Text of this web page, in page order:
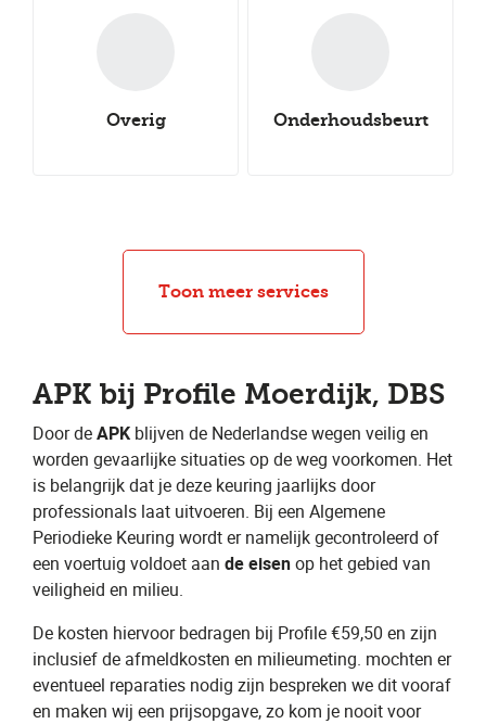
Overig Onderhoudsbeurt
seasonbanden
Autocheck Caravancheck
Uitlijnen Groot onderhoud
Toon meer services
APK bij Profile Moerdijk, DBS
Door de ​APK ​ blijven de Nederlandse wegen veilig en
worden gevaarlijke situaties op de weg voorkomen. Het
is belangrijk dat je deze keuring jaarlijks door
professionals laat uitvoeren. Bij een Algemene
Periodieke Keuring wordt er namelijk gecontroleerd of
een voertuig voldoet aan ​ de eisen​ op het gebied van
veiligheid en milieu.
De kosten hiervoor bedragen bij Profile €59,50 en zijn
inclusief de afmeldkosten en milieumeting. mochten er
eventueel reparaties nodig zijn bespreken we dit vooraf
en maken wij een prijsopgave, zo kom je nooit voor